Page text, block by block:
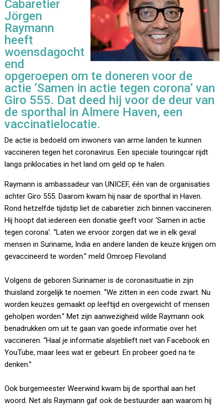
Cabaretier
Jörgen
Raymann
heeft
woensdagocht
end
opgeroepen om te doneren voor de
actie ‘Samen in actie tegen corona’ van
Giro 555. Dat deed hij voor de deur van
de sporthal in Almere Haven, een
vaccinatielocatie.
De actie is bedoeld om inwoners van arme landen te kunnen
vaccineren tegen het coronavirus. Een speciale touringcar rijdt
langs priklocaties in het land om geld op te halen.
Raymann is ambassadeur van UNICEF, één van de organisaties
achter Giro 555. Daarom kwam hij naar de sporthal in Haven.
Rond hetzelfde tijdstip liet de cabaretier zich binnen vaccineren.
Hij hoopt dat iedereen een donatie geeft voor ‘Samen in actie
tegen corona’. “Laten we ervoor zorgen dat we in elk geval
mensen in Suriname, India en andere landen de keuze krijgen om
gevaccineerd te worden.” meld Omroep Flevoland
Volgens de geboren Surinamer is de coronasituatie in zijn
thuisland zorgelijk te noemen. “We zitten in een code zwart. Nu
worden keuzes gemaakt op leeftijd en overgewicht of mensen
geholpen worden.” Met zijn aanwezigheid wilde Raymann ook
benadrukken om uit te gaan van goede informatie over het
vaccineren. “Haal je informatie alsjeblieft niet van Facebook en
YouTube, maar lees wat er gebeurt. En probeer goed na te
denken.”
Ook burgemeester Weerwind kwam bij de sporthal aan het
woord. Net als Raymann gaf ook de bestuurder aan waarom hij